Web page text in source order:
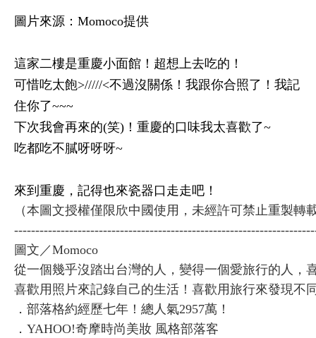
圖片來源：Momoco提供
這家二樓是重慶小面館！超想上去吃的！
可惜吃太飽>/////<不過沒關係！我跟你合照了！我記
住你了~~~
下次我會再來的(笑)！重慶的口味我太喜歡了~
吃都吃不膩呀呀呀~
來到重慶，記得也來瓷器口走走吧！
（本圖文授權僅限欣中國使用，未經許可禁止重製轉
圖文／Momoco
從一個幾乎沒踏出台灣的人，變得一個愛旅行的人，
喜歡用照片來記錄自己的生活！喜歡用旅行來發現不
．部落格約經歷七年！總人氣2957萬！
．YAHOO!奇摩時尚美妝 風格部落客